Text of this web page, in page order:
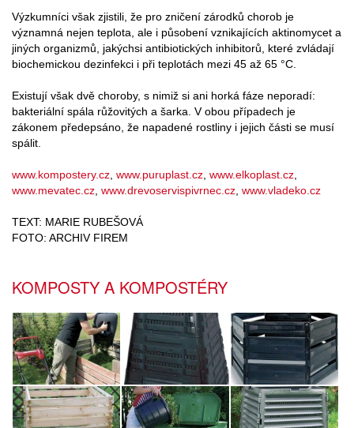
Výzkumníci však zjistili, že pro zničení zárodků chorob je
významná nejen teplota, ale i působení vznikajících aktinomycet a
jiných organizmů, jakýchsi antibiotických inhibitorů, které zvládají
biochemickou dezinfekci i při teplotách mezi 45 až 65 °C.
Existují však dvě choroby, s nimiž si ani horká fáze neporadí:
bakteriální spála růžovitých a šarka. V obou případech je
zákonem předepsáno, že napadené rostliny i jejich části se musí
spálit.
www.kompostery.cz www.puruplast.cz www.elkoplast.cz
www.mevatec.cz www.drevoservispivrnec.cz www.vladeko.cz
TEXT: MARIE RUBEŠOVÁ
FOTO: ARCHIV FIREM
KOMPOSTY A KOMPOSTÉRY